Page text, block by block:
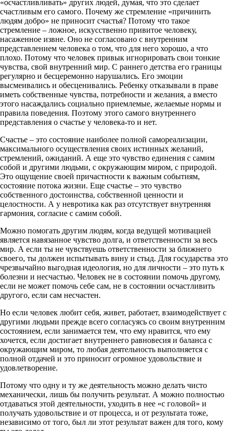
«осчастливливать» других людей, думая, что это сделает
счастливым его самого. Почему же стремление «причинить
людям добро» не приносит счастья? Потому что такое
стремление – ложное, искусственно привитое человеку,
насаженное извне. Оно не согласовано с внутренним
представлением человека о том, что для него хорошо, а что
плохо. Потому что человек привык игнорировать свои тонкие
чувства, свой внутренний мир. С раннего детства его границы
регулярно и бесцеремонно нарушались. Его эмоции
высмеивались и обесценивались. Ребенку отказывали в праве
иметь собственные чувства, потребности и желания, а вместо
этого насаждались социально приемлемые, желаемые нормы и
правила поведения. Поэтому этого самого внутреннего
представления о счастье у человека-то и нет.
Счастье – это состояние наиболее полной самореализации,
максимального осуществления своих истинных желаний,
стремлений, ожиданий. А еще это чувство единения с самим
собой и другими людьми, с окружающим миром, с природой.
Это ощущение своей причастности к важным событиям,
состояние потока жизни. Еще счастье – это чувство
собственного достоинства, собственной ценности и
целостности. А у невротика как раз отсутствует внутренняя
гармония, согласие с самим собой.
Можно помогать другим людям, когда ведущей мотивацией
является навязанное чувство долга, и ответственности за весь
мир. А если ты не чувствуешь ответственности за ближнего
своего, ты должен испытывать вину и стыд. Для государства это
чрезвычайно выгодная идеология, но для личности – это путь к
болезни и несчастью. Человек не в состоянии помочь другому,
если не может помочь себе сам, не в состоянии осчастливить
другого, если сам несчастен.
Но если человек любит себя, живет, работает, взаимодействует с
другими людьми прежде всего согласуясь со своим внутренним
состоянием, если занимается тем, что ему нравится, что ему
хочется, если достигает внутреннего равновесия и баланса с
окружающим миром, то любая деятельность выполняется с
полной отдачей и это приносит огромное удовольствие и
удовлетворение.
Потому что одну и ту же деятельность можно делать чисто
механически, лишь бы получить результат. А можно полностью
отдаваться этой деятельности, уходить в нее «с головой» и
получать удовольствие и от процесса, и от результата тоже,
независимо от того, был ли этот результат важен для того, кому